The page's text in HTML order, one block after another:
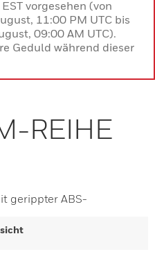
vorgesehen (von
11:00 PM UTC bis
09:00 AM UTC).
Geduld während dieser
REIHE
gerippter ABS-